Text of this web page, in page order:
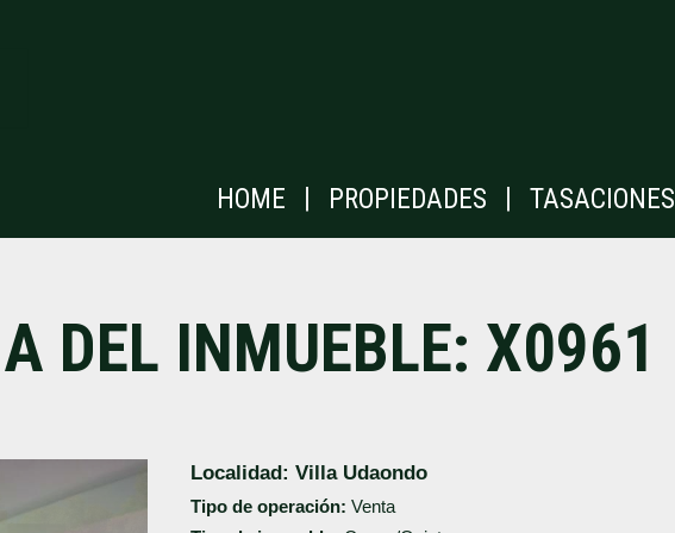
HOME PROPIEDADES TASACIONES
DEL INMUEBLE: X0961
Localidad: Villa Udaondo
Tipo de operación: Venta